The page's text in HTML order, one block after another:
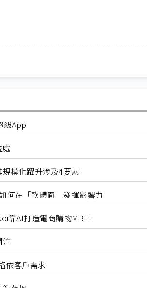
級App
模化躍升涉及4要素
在「軟體面」發揮影響力
靠AI打造電商購物MBTI
注
依客戶需求